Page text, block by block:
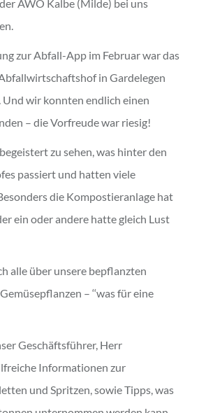
AWO Kalbe (Milde) bei uns
zur Abfall-App im Februar war das
in Gardelegen
Und wir konnten endlich einen
– die Vorfreude war riesig!
zu sehen, was hinter den
passiert und hatten viele
die Kompostieranlage hat
ein oder andere hatte gleich Lust
alle über unsere bepflanzten
– ‘‘was für eine
Geschäftsführer, Herr
Informationen zur
und Spritzen, sowie Tipps, was